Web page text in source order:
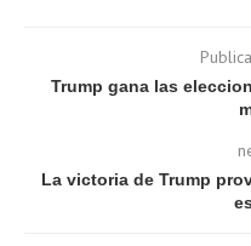
Trump gana las
La victoria de Trump